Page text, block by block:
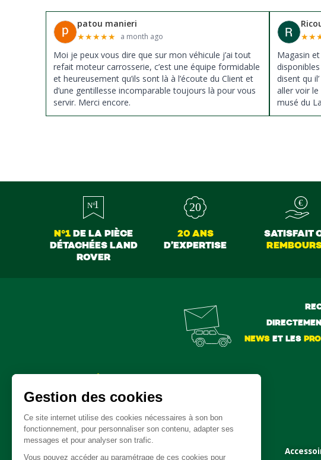
patou manieri
★★★★★ a month ago
Moi je peux vous dire que sur mon véhicule j’ai tout
refait moteur carrosserie, c’est une équipe formidable
et heureusement qu’ils sont là à l’écoute du Client et
d’une gentillesse incomparable toujours là pour vous
servir. Merci encore.
★★
Magasin
disent qu
aller voir
musé du
donné des
N°1DE LA PIÈCE
DÉTACHÉES LAND
ROVER
20 ANS
D’EXPERTISE
SATISFAIT
NEWSET LES